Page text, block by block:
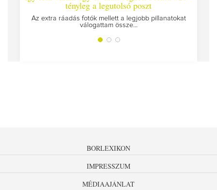
tényleg a legutolsó poszt
extra ráadás fotók mellett a legjobb pillanatokat
válogattam össze...
BORLEXIKON
IMPRESSZUM
MÉDIAAJÁNLAT